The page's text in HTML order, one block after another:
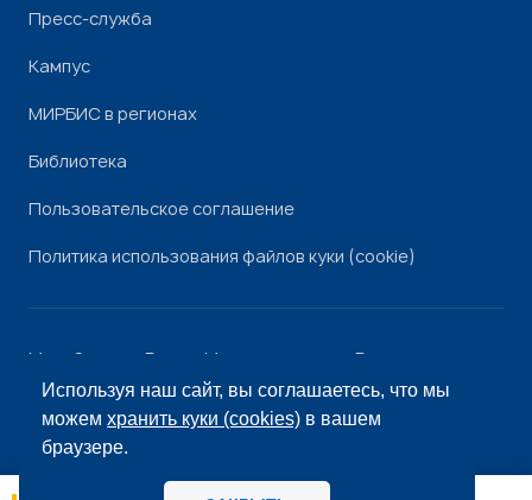
Используя наш сайт, вы соглашаетесь, что мы
можемхранить куки (cookies) в вашем
браузере.
Пресс-служба
Кампус
МИРБИС в регионах
Библиотека
Пользовательское соглашение
Политика использования файлов куки (cookie)
Минобрнауки России Минпросвещения России
РоскомнадзорРособрнадзор
© «МИРБИС», 2026